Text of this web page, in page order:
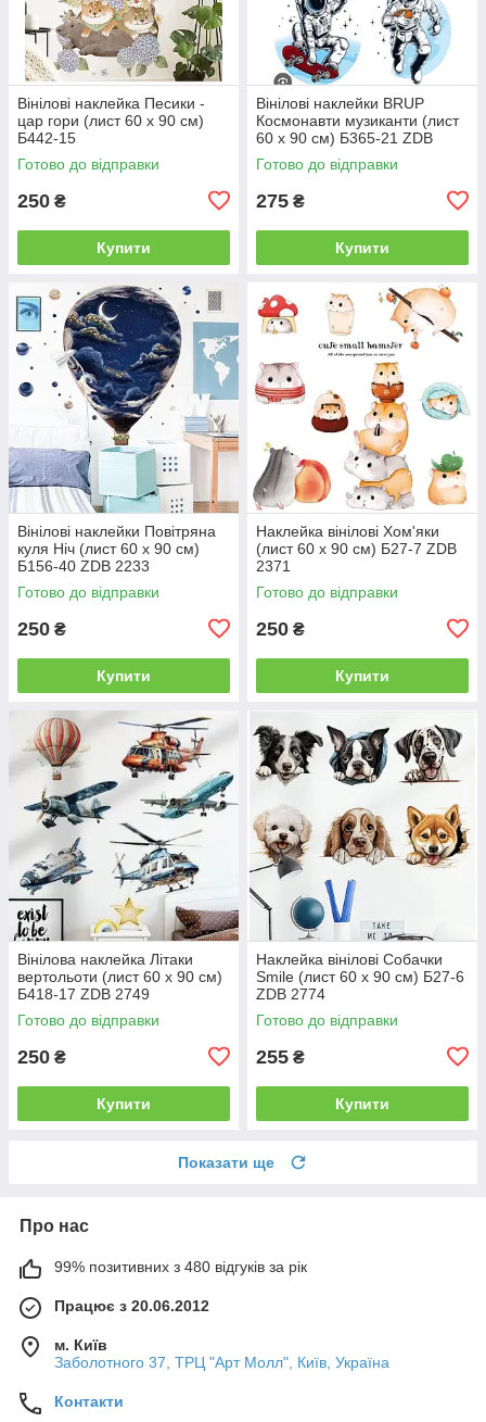
Вінілові наклейка Песики -
цар гори (лист 60 х 90 см)
Б442-15
Готово до відправки
250 ₴
Купити
Вінілові наклейки BRUP
Космонавти музиканти (лист
60 х 90 см) Б365-21 ZDB
2530
Готово до відправки
275 ₴
Купити
Вінілові наклейки Повітряна
куля Ніч (лист 60 х 90 см)
Б156-40 ZDB 2233
Готово до відправки
250 ₴
Купити
Наклейка вінілові Хом'яки
(лист 60 х 90 см) Б27-7 ZDB
2371
Готово до відправки
250 ₴
Купити
Вінілова наклейка Літаки
вертольоти (лист 60 х 90 см)
Б418-17 ZDB 2749
Готово до відправки
250 ₴
Купити
Наклейка вінілові Собачки
Smile (лист 60 х 90 см) Б27-6
ZDB 2774
Готово до відправки
255 ₴
Купити
Показати ще
Про нас
99% позитивних з 480 відгуків за рік
Працює з 20.06.2012
м. Київ
Заболотного 37, ТРЦ "Арт Молл", Київ, Україна
Контакти